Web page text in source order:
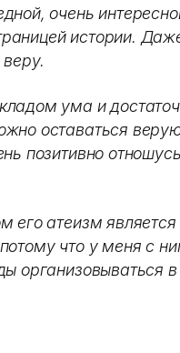
очень
истории.
ума и
оставаться
позитивно
его атеизм
что у меня с
организовываться в